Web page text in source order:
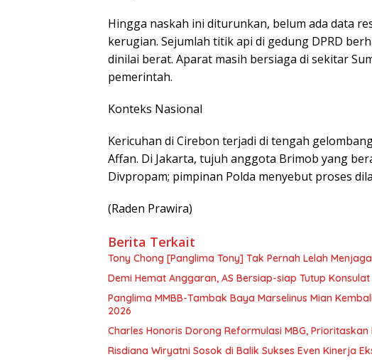
Hingga naskah ini diturunkan, belum ada data
kerugian. Sejumlah titik api di gedung DPRD
dinilai berat. Aparat masih bersiaga di sekitar
pemerintah.
Konteks Nasional
Kericuhan di Cirebon terjadi di tengah
Affan. Di Jakarta, tujuh anggota Brimob yang
Divpropam; pimpinan Polda menyebut proses
(Raden Prawira)
Berita Terkait
Tony Chong [Panglima Tony] Tak Pernah Lelah
Demi Hemat Anggaran, AS Bersiap-siap Tutup
Panglima MMBB-Tambak Baya Marselinus Mian
2026
Charles Honoris Dorong Reformulasi MBG,
Risdiana Wiryatni Sosok di Balik Sukses Even Kinerja